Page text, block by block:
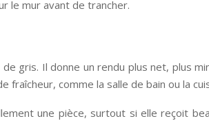
le mur avant de trancher.
gris. Il donne un rendu plus net, plus
comme la salle de bain ou la
une pièce, surtout si elle reçoit